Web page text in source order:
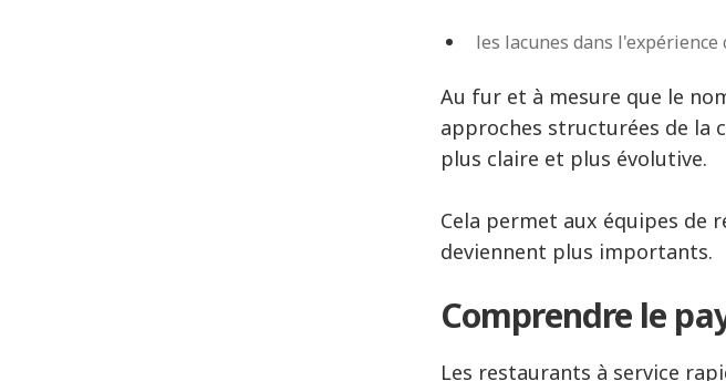
les lacunes dans l'expérience
Au fur et à mesure que le
approches structurées de la
plus claire et plus évolutive.
Cela permet aux équipes de
deviennent plus importants.
Comprendre le
Les restaurants à service